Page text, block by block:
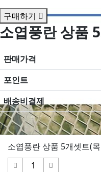
구매하기
소엽풍란 상품
판매가격
포인트
배송비결제
소엽풍란 상품 5개셋트(